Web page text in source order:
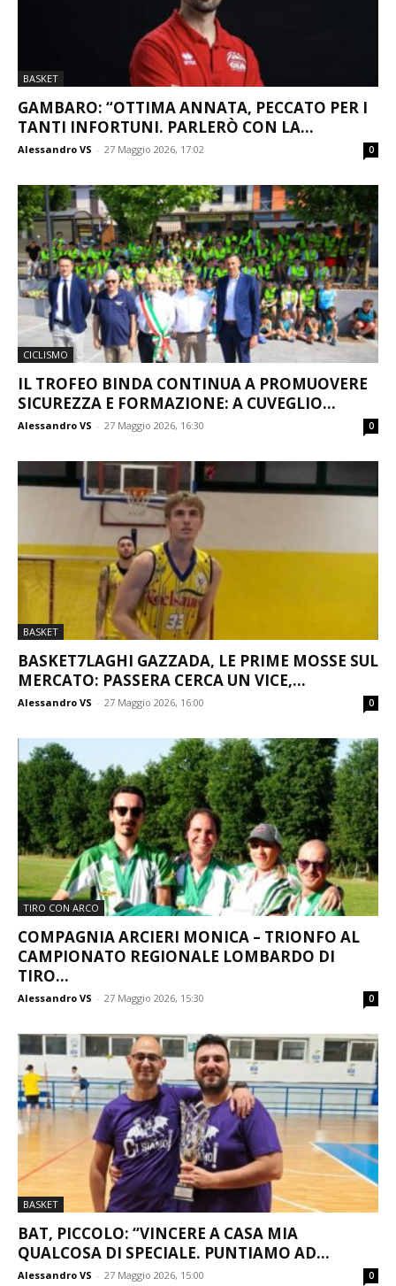
BASKET
GAMBARO: “OTTIMA ANNATA, PECCATO PER I
TANTI INFORTUNI. PARLERÒ CON LA...
Alessandro VS - 27 Maggio 2026, 17:02 0
CICLISMO
IL TROFEO BINDA CONTINUA A PROMUOVERE
SICUREZZA E FORMAZIONE: A CUVEGLIO...
Alessandro VS - 27 Maggio 2026, 16:30 0
BASKET
BASKET7LAGHI GAZZADA, LE PRIME MOSSE SUL
MERCATO: PASSERA CERCA UN VICE,...
Alessandro VS - 27 Maggio 2026, 16:00 0
TIRO CON ARCO
COMPAGNIA ARCIERI MONICA – TRIONFO AL
CAMPIONATO REGIONALE LOMBARDO DI
TIRO...
Alessandro VS - 27 Maggio 2026, 15:30 0
BASKET
BAT, PICCOLO: “VINCERE A CASA MIA
QUALCOSA DI SPECIALE. PUNTIAMO AD...
Alessandro VS - 27 Maggio 2026, 15:00 0